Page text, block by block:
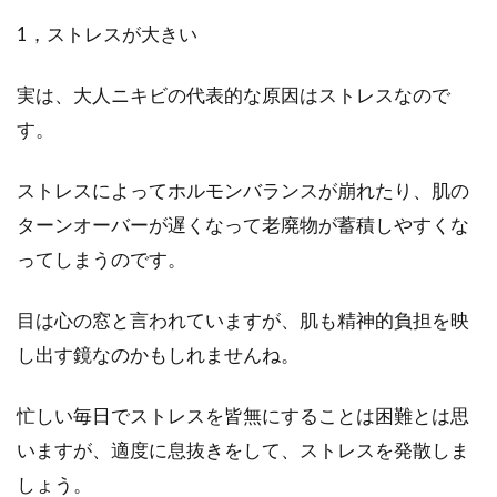
すね毛の処理には「すきカミソリ」
そんな時の対処法を伝授！
びっしょりと汗をかいた服。うっかり洗い忘れ
「雑巾のよ...
1，ストレスが大きい
実は、大人ニキビの代表的な原因はストレスなので
す。
ストレスによってホルモンバランスが崩れたり、肌の
ターンオーバーが遅くなって老廃物が蓄積しやすくな
ってしまうのです。
目は心の窓と言われていますが、肌も精神的負担を映
し出す鏡なのかもしれませんね。
忙しい毎日でストレスを皆無にすることは困難とは思
いますが、適度に息抜きをして、ストレスを発散しま
しょう。